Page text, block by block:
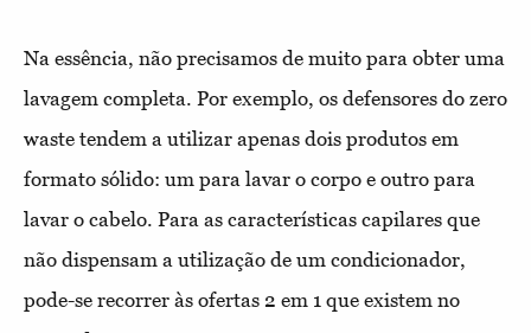
Na essência, não precisamos de muito para obter uma
lavagem completa. Por exemplo, os defensores do zero
waste tendem a utilizar apenas dois produtos em
formato sólido: um para lavar o corpo e outro para
lavar o cabelo. Para as características capilares que
não dispensam a utilização de um condicionador,
pode-se recorrer às ofertas 2 em 1 que existem no